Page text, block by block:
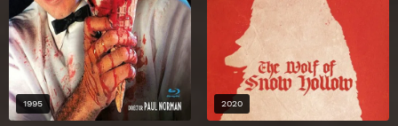
1995 2020